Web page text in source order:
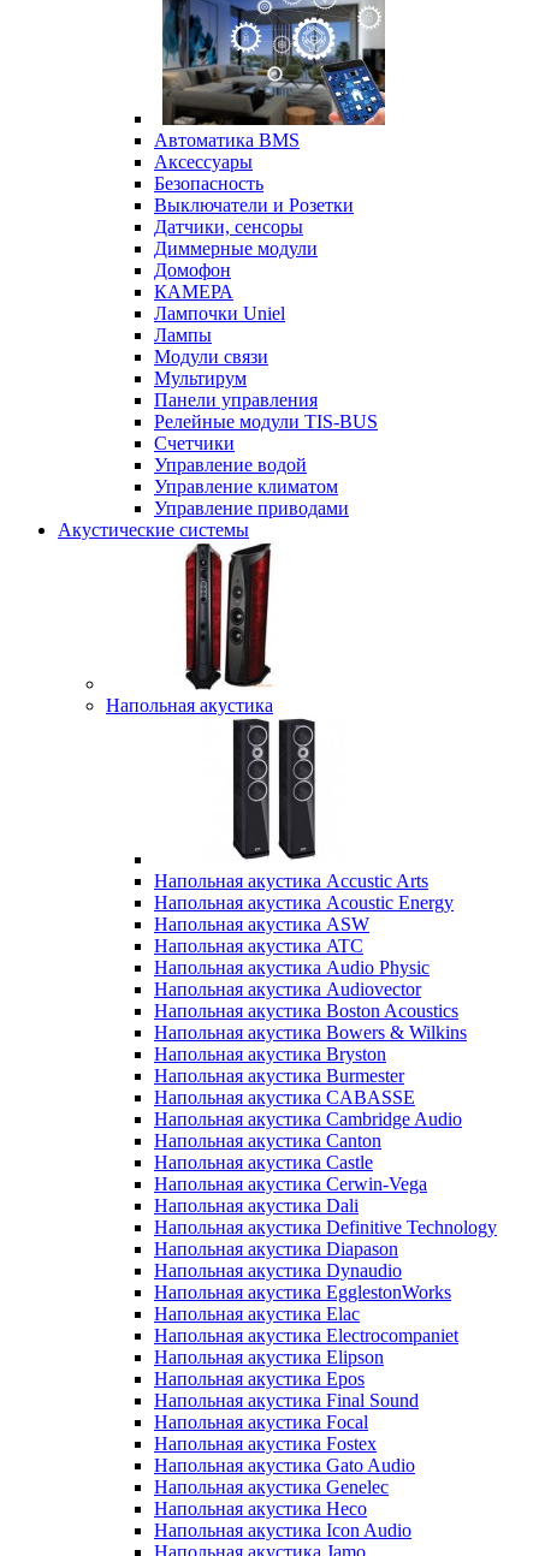
Автоматика BMS
Аксессуары
Безопасность
Выключатели и Розетки
Датчики, сенсоры
Диммерные модули
Домофон
КАМЕРА
Лампочки Uniel
Лампы
Модули связи
Мультирум
Панели управления
Релейные модули TIS-BUS
Счетчики
Управление водой
Управление климатом
Управление приводами
Акустические системы
Напольная акустика
Напольная акустика Accustic Arts
Напольная акустика Acoustic Energy
Напольная акустика ASW
Напольная акустика ATC
Напольная акустика Audio Physic
Напольная акустика Audiovector
Напольная акустика Boston Acoustics
Напольная акустика Bowers & Wilkins
Напольная акустика Bryston
Напольная акустика Burmester
Напольная акустика CABASSE
Напольная акустика Cambridge Audio
Напольная акустика Canton
Напольная акустика Castle
Напольная акустика Cerwin-Vega
Напольная акустика Dali
Напольная акустика Definitive Technology
Напольная акустика Diapason
Напольная акустика Dynaudio
Напольная акустика EgglestonWorks
Напольная акустика Elac
Напольная акустика Electrocompaniet
Напольная акустика Elipson
Напольная акустика Epos
Напольная акустика Final Sound
Напольная акустика Focal
Напольная акустика Fostex
Напольная акустика Gato Audio
Напольная акустика Genelec
Напольная акустика Heco
Напольная акустика Icon Audio